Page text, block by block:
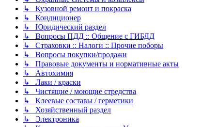
↳ Кузовной ремонт и покраска
↳ Кондиционер
↳ Юридический раздел
↳ Вопросы ПДД :: Общение с ГИБДД
↳ Страховки :: Налоги :: Прочие поборы
↳ Вопросы покупки/продажи
↳ Правовые документы и нормативные акты
↳ Автохимия
↳ Лаки / краски
↳ Чистящие / моющие стредства
↳ Клеевые составы / герметики
↳ Хозяйственный раздел
↳ Электроника